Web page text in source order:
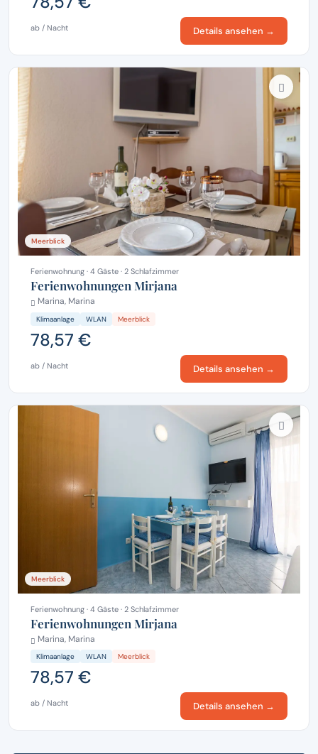
ab / Nacht Details ansehen →
Meerblick
Ferienwohnung · 4 Gäste · 2 Schlafzimmer
Ferienwohnungen Mirjana
Marina, Marina
Klimaanlage WLAN Meerblick
78,57 €
ab / Nacht Details ansehen →
Meerblick
Ferienwohnung · 4 Gäste · 2 Schlafzimmer
Ferienwohnungen Mirjana
Marina, Marina
Klimaanlage WLAN Meerblick
78,57 €
ab / Nacht Details ansehen →